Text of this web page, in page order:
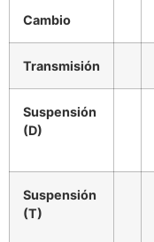
Cambio
Transmisión
Suspensión
(D)
Suspensión
(T)